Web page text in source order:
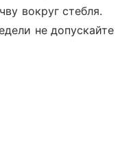
вокруг стебля.
не допускайте